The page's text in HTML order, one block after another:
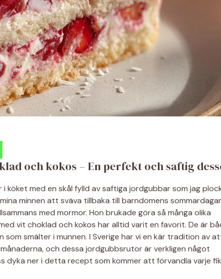
och kokos – En perfekt och saftig
köket med en skål fylld av saftiga jordgubbar som jag
minnen att sväva tillbaka till barndomens
med mormor. Hon brukade göra så många olika
vit choklad och kokos har alltid varit en favorit. De är
smälter i munnen. I Sverige har vi en kär tradition av
och dessa jordgubbsrutor är verkligen något
dyka ner i detta recept som kommer att förvandla varje